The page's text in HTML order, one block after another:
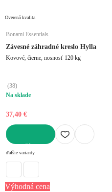
Overená kvalita
Bonami Essentials
Závesné záhradné kreslo Hylla
Kovové, čierne, nosnosť 120 kg
(38)
Na sklade
37,40 €
ďalšie varianty
Výhodná cena